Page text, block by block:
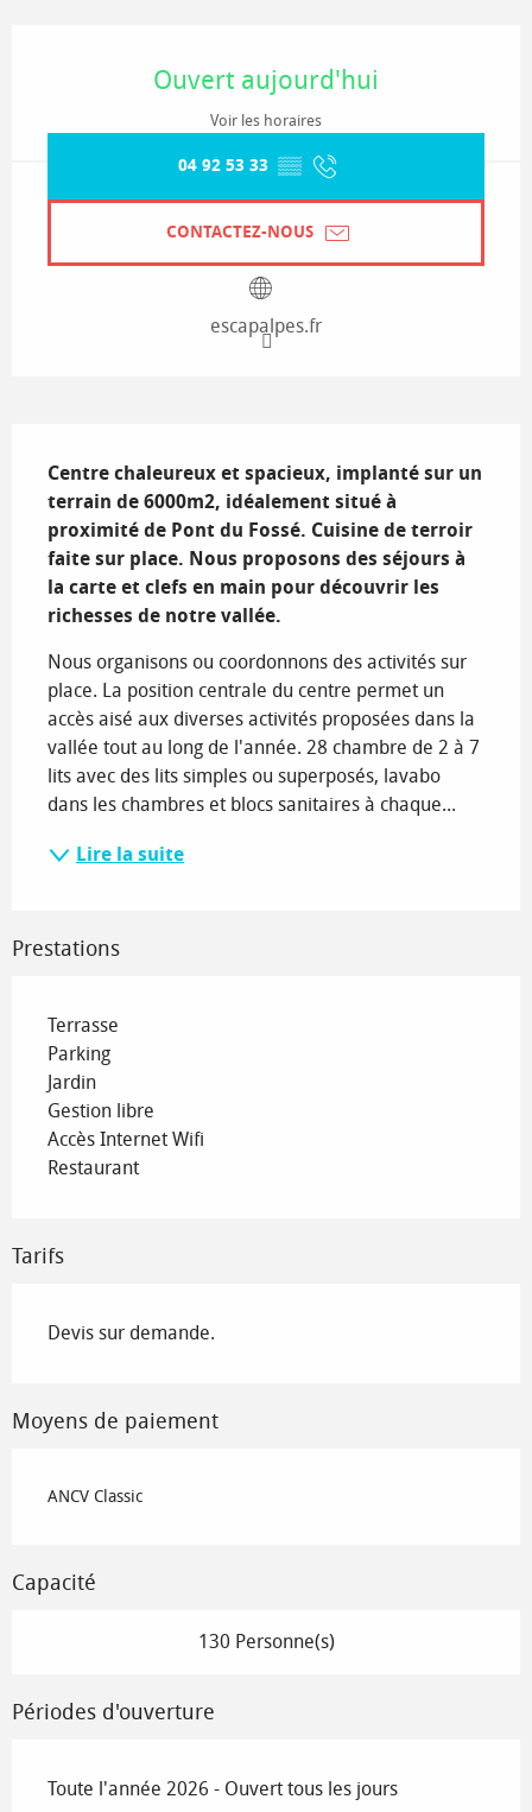
Ouvert aujourd'hui
Voir les horaires
04 92 53 33 ▒▒
CONTACTEZ-NOUS
escapalpes.fr
Centre chaleureux et spacieux, implanté sur un
terrain de 6000m2, idéalement situé à
proximité de Pont du Fossé. Cuisine de terroir
faite sur place. Nous proposons des séjours à
la carte et clefs en main pour découvrir les
richesses de notre vallée.
Nous organisons ou coordonnons des activités sur
place. La position centrale du centre permet un
accès aisé aux diverses activités proposées dans la
vallée tout au long de l'année. 28 chambre de 2 à 7
lits avec des lits simples ou superposés, lavabo
dans les chambres et blocs sanitaires à chaque...
Lire la suite
Prestations
Terrasse
Parking
Jardin
Gestion libre
Accès Internet Wifi
Restaurant
Tarifs
Devis sur demande.
Moyens de paiement
ANCV Classic
Capacité
130 Personne(s)
Périodes d'ouverture
Toute l'année 2026 - Ouvert tous les jours